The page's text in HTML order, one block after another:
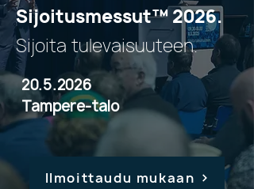
Sijoitusmessut™ 2026.
Sijoita tulevaisuuteen.
20.5.2026
Tampere-talo
Ilmoittaudu mukaan